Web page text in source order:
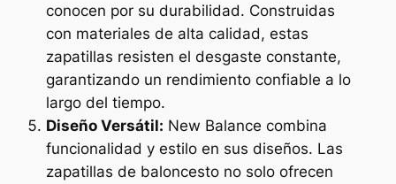
conocen por su durabilidad. Construidas
con materiales de alta calidad, estas
zapatillas resisten el desgaste constante,
garantizando un rendimiento confiable a lo
largo del tiempo.
Diseño Versátil: New Balance combina
funcionalidad y estilo en sus diseños. Las
zapatillas de baloncesto no solo ofrecen